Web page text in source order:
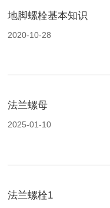
地脚螺栓基本知识
2020-10-28
法兰螺母
2025-01-10
法兰螺栓1